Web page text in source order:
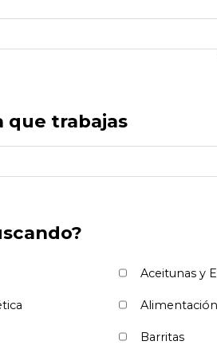
que trabajas
Aceitunas y
Barritas